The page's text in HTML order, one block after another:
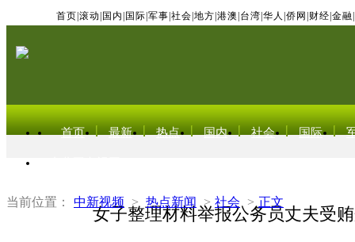
首页 滚动 国内 国际 军事 社会 地方 港澳 台湾 华人 侨网 财经 金融
首页 最新 热点 国内 社会 国际
当前位置： 中新视频 > 热点新闻 > 社会 > 正文
女子整理材料举报公务员丈夫受